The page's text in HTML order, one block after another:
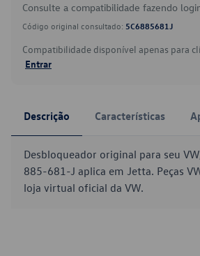
Consulte a compatibilidade fazendo
Código original consultado: 5C6885681J
Compatibilidade disponível apenas para
Entrar
Descrição Características
Desbloqueador original para seu
885-681-J aplica em Jetta. Peças
loja virtual oficial da VW.